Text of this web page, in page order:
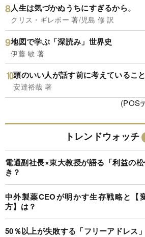
人生は気づかぬうちにすぎるから。
クリス・ギレボー 著/児島 修 訳
地図で学ぶ「深読み」世界史
伊藤 敏 著
頭のいい人が話す前に考えていること
安達裕哉 著
(POS
トレンドウォッチ
電通副社長×東大教授が語る「利益の
き？
中外製薬CEOが明かす生存戦略と【
方】は？
50％以上が失敗する「フリーアドレス